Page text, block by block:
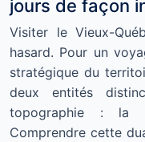
jours de façon
Visiter le Vieux-
hasard. Pour un
stratégique du
deux entités
topographie : la
Comprendre cette